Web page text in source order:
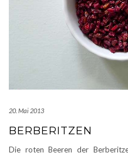
20. Mai 2013
BERBERITZEN
Die roten Beeren der